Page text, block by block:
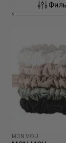
MON MOU